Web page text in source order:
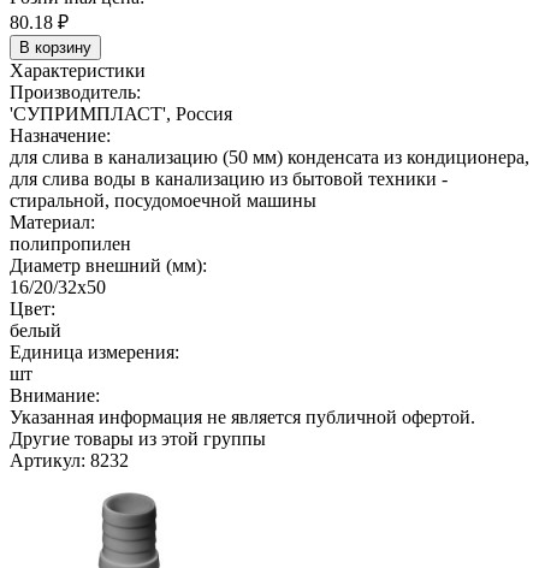
80.18 ₽
В корзину
Характеристики
Производитель:
'СУПРИМПЛАСТ', Россия
Назначение:
для слива в канализацию (50 мм) конденсата из кондиционера,
для слива воды в канализацию из бытовой техники -
стиральной, посудомоечной машины
Материал:
полипропилен
Диаметр внешний (мм):
16/20/32х50
Цвет:
белый
Единица измерения:
шт
Внимание:
Указанная информация не является публичной офертой.
Другие товары из этой группы
Артикул: 8232